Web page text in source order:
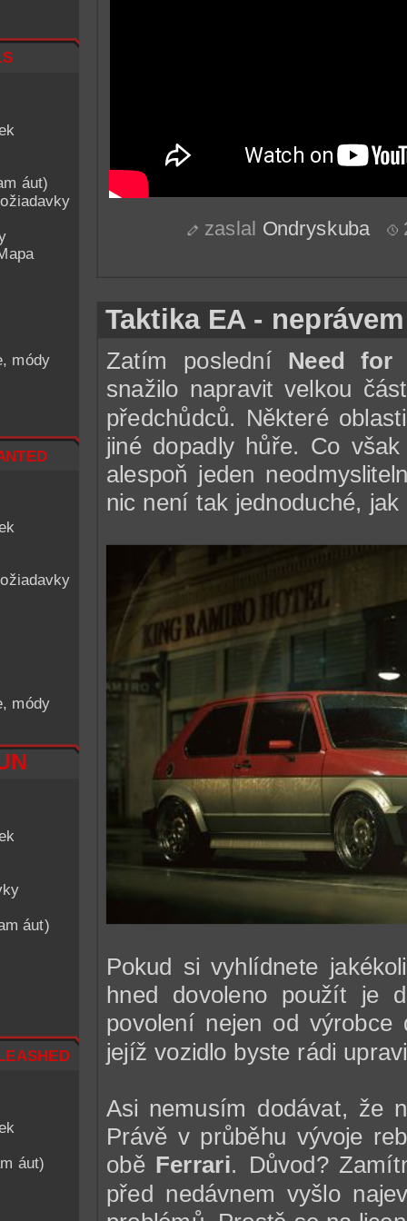
áut)
módy
módy
áut)
áut)
zaslal Ondryskuba
Taktika EA -
Zatím poslední Need for
snažilo napravit velkou
předchůdců. Některé
jiné dopadly hůře. Co
alespoň jeden
nic není tak jednoduché,
Pokud si vyhlídnete
hned dovoleno použít je
povolení nejen od
jejíž vozidlo byste rádi
Asi nemusím dodávat, že
Právě v průběhu vývoje
obě Ferrari. Důvod?
před nedávnem vyšlo